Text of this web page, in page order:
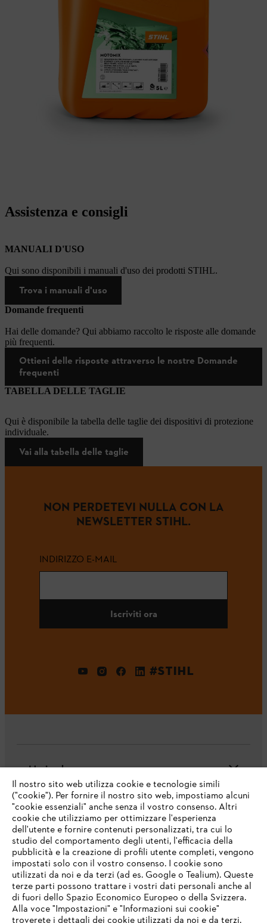
Assistenza e consigli
MANUALI D'USO
Qui sono disponibili i manuali d'uso dei prodotti STIHL.
Trova i manuali d'uso
Domande frequenti
Hai delle domande? Qui abbiamo raccolto le risposte alle domande
più frequenti.
Ottieni delle risposte attraverso le nostre Domande
frequenti
TABELLA DELLE TAGLIE
Qui è disponibile la tabella delle taglie dei dispositivi di protezione
individuale.
Vai alla tabella delle taglie
NON PERDETEVI NULLA CON LA
NEWSLETTER STIHL.
INDIRIZZO E-MAIL
Iscriviti ora
#STIHL
L'azienda
Domande frequenti
Assistenza
IHR BROWSER WIRD NICHT
UNTERSTÜTZT
Il nostro sito web utilizza cookie e tecnologie simili
("cookie"). Per fornire il nostro sito web, impostiamo alcuni
"cookie essenziali" anche senza il vostro consenso. Altri
cookie che utilizziamo per ottimizzare l'esperienza
dell'utente e fornire contenuti personalizzati, tra cui lo
studio del comportamento degli utenti, l'efficacia della
pubblicità e la creazione di profili utente completi, vengono
impostati solo con il vostro consenso. I cookie sono
utilizzati da noi e da terzi (ad es. Google o Tealium). Queste
terze parti possono trattare i vostri dati personali anche al
di fuori dello Spazio Economico Europeo o della Svizzera.
Alla voce "Impostazioni" e "Informazioni sui cookie"